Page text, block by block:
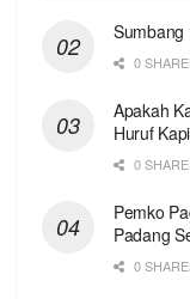
Sumbang
0
Apakah
Huruf
0
Pemko
Padang
0